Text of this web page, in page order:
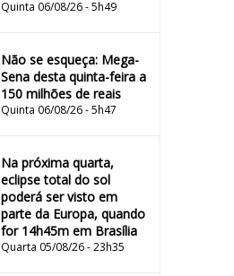
Quinta 06/08/26 - 5h49
Não se esqueça: Mega-
Sena desta quinta-feira a
150 milhões de reais
Quinta 06/08/26 - 5h47
Na próxima quarta,
eclipse total do sol
poderá ser visto em
parte da Europa, quando
for 14h45m em Brasília
Quarta 05/08/26 - 23h35